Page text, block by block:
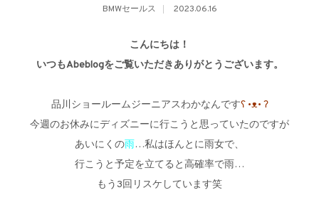
BMWセールス 2023.06.16
こんにちは！
いつもAbeblogをご覧いただきありがとうございます。
品川ショールームジーニアスわかなんですʕ •ᴥ• ʔ
今週のお休みにディズニーに行こうと思っていたのですが
あいにくの雨…私はほんとに雨女で、
行こうと予定を立てると高確率で雨…
もう3回リスケしています笑